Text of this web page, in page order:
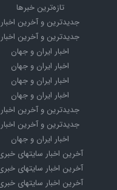
تازه‌ترین خبرها
جدیدترین و آخرین اخبار
جدیدترین و آخرین اخبار
اخبار ایران و جهان
اخبار ایران و جهان
اخبار ایران و جهان
اخبار ایران و جهان
جدیدترین و آخرین اخبار
جدیدترین و آخرین اخبار
اخبار ایران و جهان
آخرین اخبار سایتهای خبری
آخرین اخبار سایتهای خبری
آخرین اخبار سایتهای خبری